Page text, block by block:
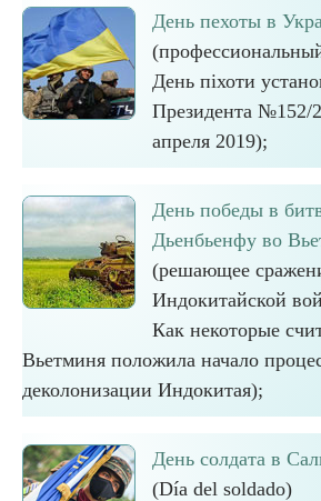
День пехоты в
День піхоти
Президента №152/
апреля 2019);
День победы в
Дьенбьенфу во
(решающее
Индокитайской
Как некоторые
Вьетминя положила начало
деколонизации Индокитая);
День солдата в
(Día del soldado)